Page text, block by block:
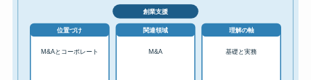
創業支援
位置づけ
M&Aとコーポレート
関連領域
M&A
理解の軸
基礎と実務